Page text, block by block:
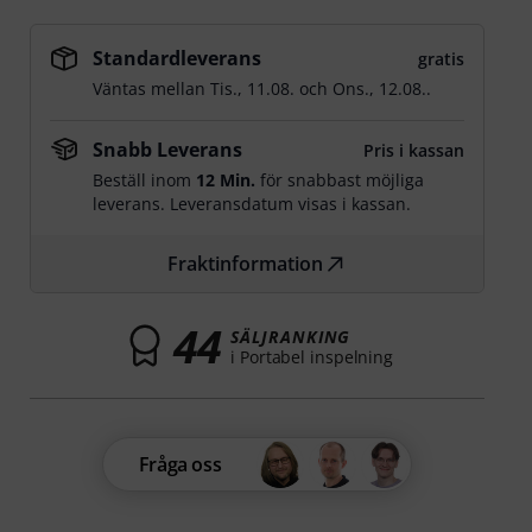
Standardleverans
gratis
Väntas mellanTis., 11.08. och Ons., 12.08..
Snabb Leverans
Pris i kassan
Beställ inom 12 Min. för snabbast möjliga
leverans. Leveransdatum visas i kassan.
Fraktinformation
44 SÄLJRANKING
i Portabel inspelning
Fråga oss